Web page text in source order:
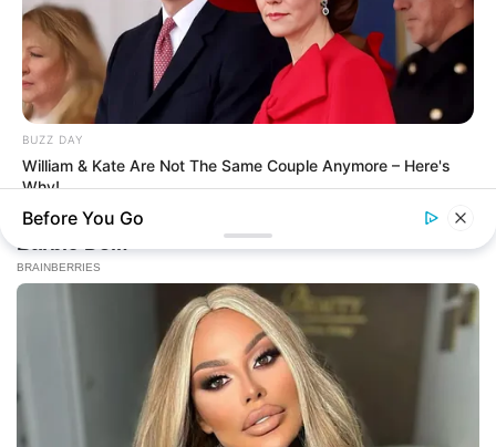
BUZZ DAY
William & Kate Are Not The Same Couple Anymore – Here's
Why!
Before You Go